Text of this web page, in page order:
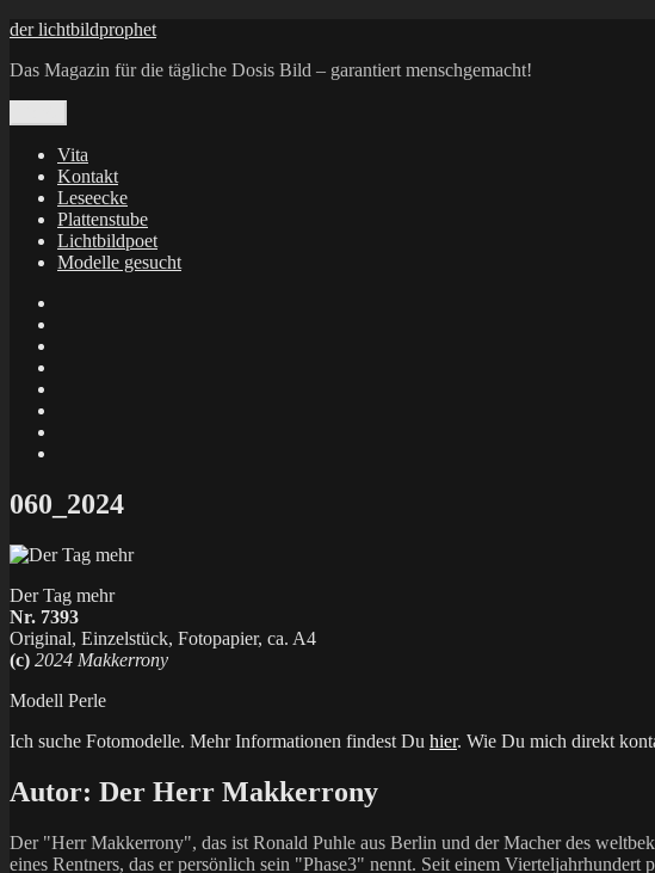
Zum
springen
der lichtbildprophet
Das Magazin für die tägliche Dosis Bild – garantiert menschgemacht!
Vita
Kontakt
Leseecke
Plattenstube
Lichtbildpoet
Modelle gesucht
X
060_2024
Der Tag mehr
Nr. 7393
Original, Einzelstück, Fotopapier, ca. A4
(c) 2024 Makkerrony
Modell Perle
Ich suche Fotomodelle. Mehr Informationen findest Du hier. Wie Du mich direkt
Autor: Der Herr Makkerrony
Der "Herr Makkerrony", das ist Ronald Puhle aus Berlin und der Macher des
eines Rentners, das er persönlich sein "Phase3" nennt. Seit einem